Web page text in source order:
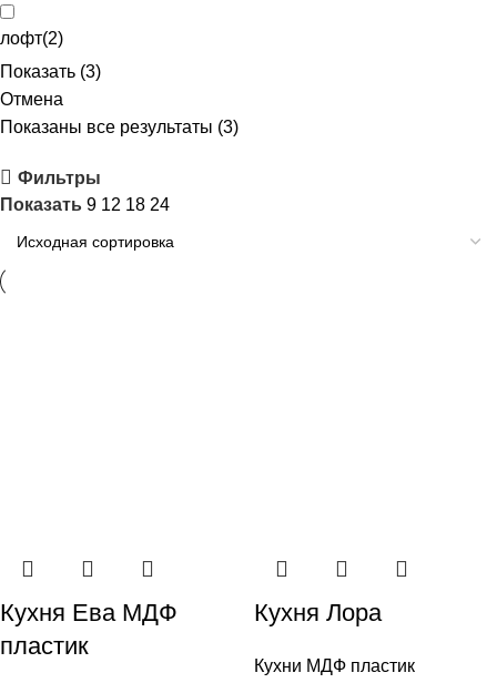
лофт(2)
Показать (3)
Отмена
Показаны все результаты (3)
Фильтры
Показать 9 12 18 24
Кухня Ева МДФ
пластик
Кухня Лора
Кухни МДФ пластик